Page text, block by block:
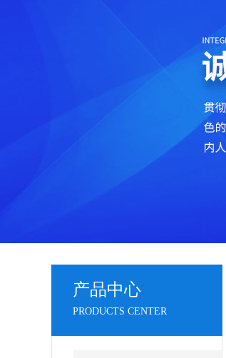
产品中心
PRODUCTS CENTER